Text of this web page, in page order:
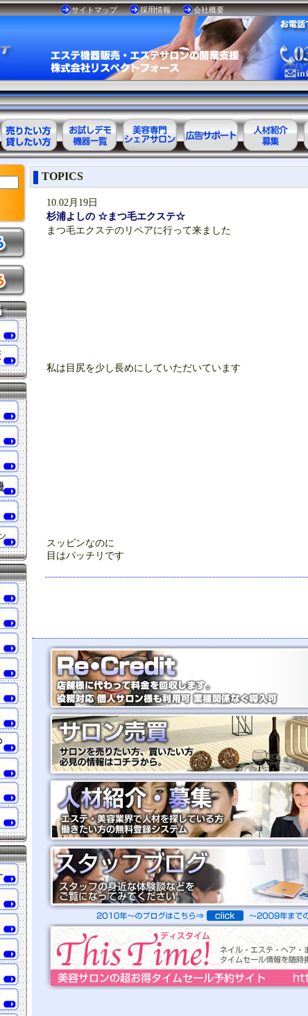
サイトマップ 採用情報 会社概要
ステ美容用
レンタル可
商品一覧
お試しデモ可
能機器一覧
美容専門
美容業界の広 美容業界の人
TOPICS
10.02月19日
杉浦よしの ☆まつ毛エクステ☆
まつ毛エクステのリペアに行って来ました
私は目尻を少し長めにしていただいています
スッピンなのに
目はパッチリです